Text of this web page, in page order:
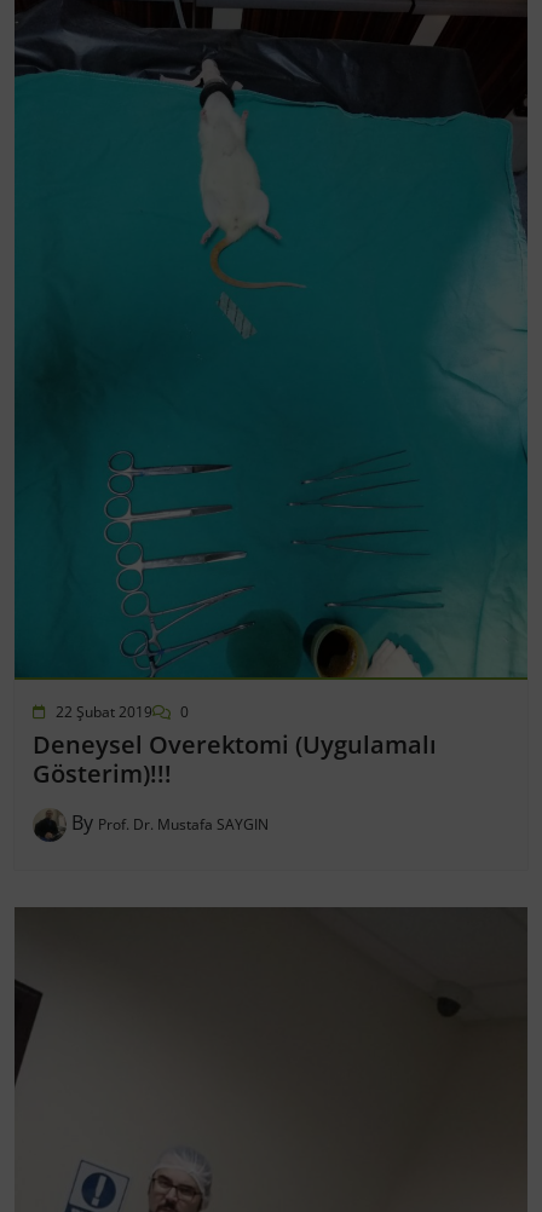
22 Şubat 2019 0
Deneysel Overektomi (Uygulamalı
Gösterim)!!!
By Prof. Dr. Mustafa SAYGIN